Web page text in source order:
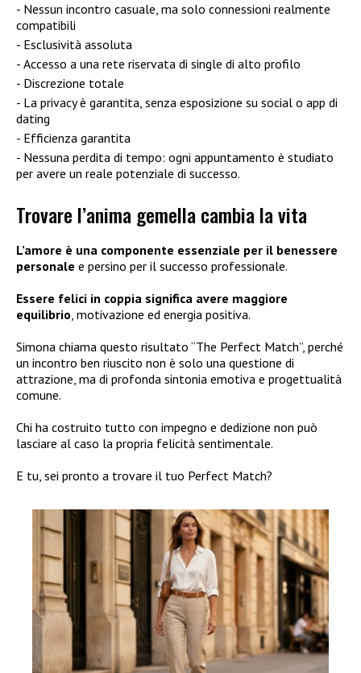
Nessun incontro casuale, ma solo connessioni realmente
compatibili
Esclusività assoluta
Accesso a una rete riservata di single di alto profilo
Discrezione totale
La privacy è garantita, senza esposizione su social o app di
dating
Efficienza garantita
Nessuna perdita di tempo: ogni appuntamento è studiato
per avere un reale potenziale di successo.
Trovare l’anima gemella cambia la vita
L’amore è una componente essenziale per il benessere
personale e persino per il successo professionale.
Essere felici in coppia significa avere maggiore
equilibrio , motivazione ed energia positiva.
Simona chiama questo risultato “The Perfect Match”, perché
un incontro ben riuscito non è solo una questione di
attrazione, ma di profonda sintonia emotiva e progettualità
comune.
Chi ha costruito tutto con impegno e dedizione non può
lasciare al caso la propria felicità sentimentale.
E tu, sei pronto a trovare il tuo Perfect Match?